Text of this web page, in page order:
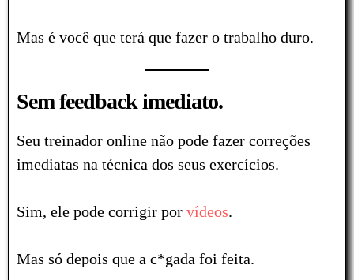
Mas é você que terá que fazer o trabalho duro.
Sem feedback imediato.
Seu treinador online não pode fazer correções
imediatas na técnica dos seus exercícios.
Sim, ele pode corrigir por vídeos.
Mas só depois que a c*gada foi feita.